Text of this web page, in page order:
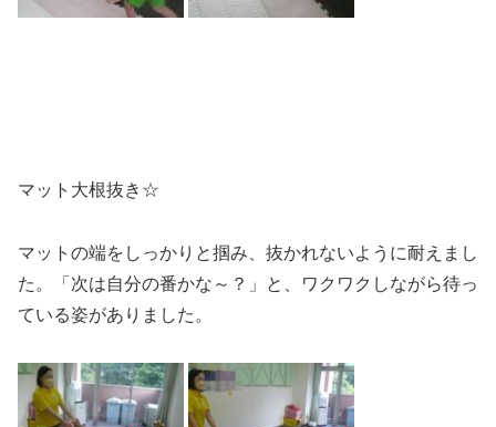
マット大根抜き☆
マットの端をしっかりと掴み、抜かれないように耐えまし
た。「次は自分の番かな～？」と、ワクワクしながら待っ
ている姿がありました。